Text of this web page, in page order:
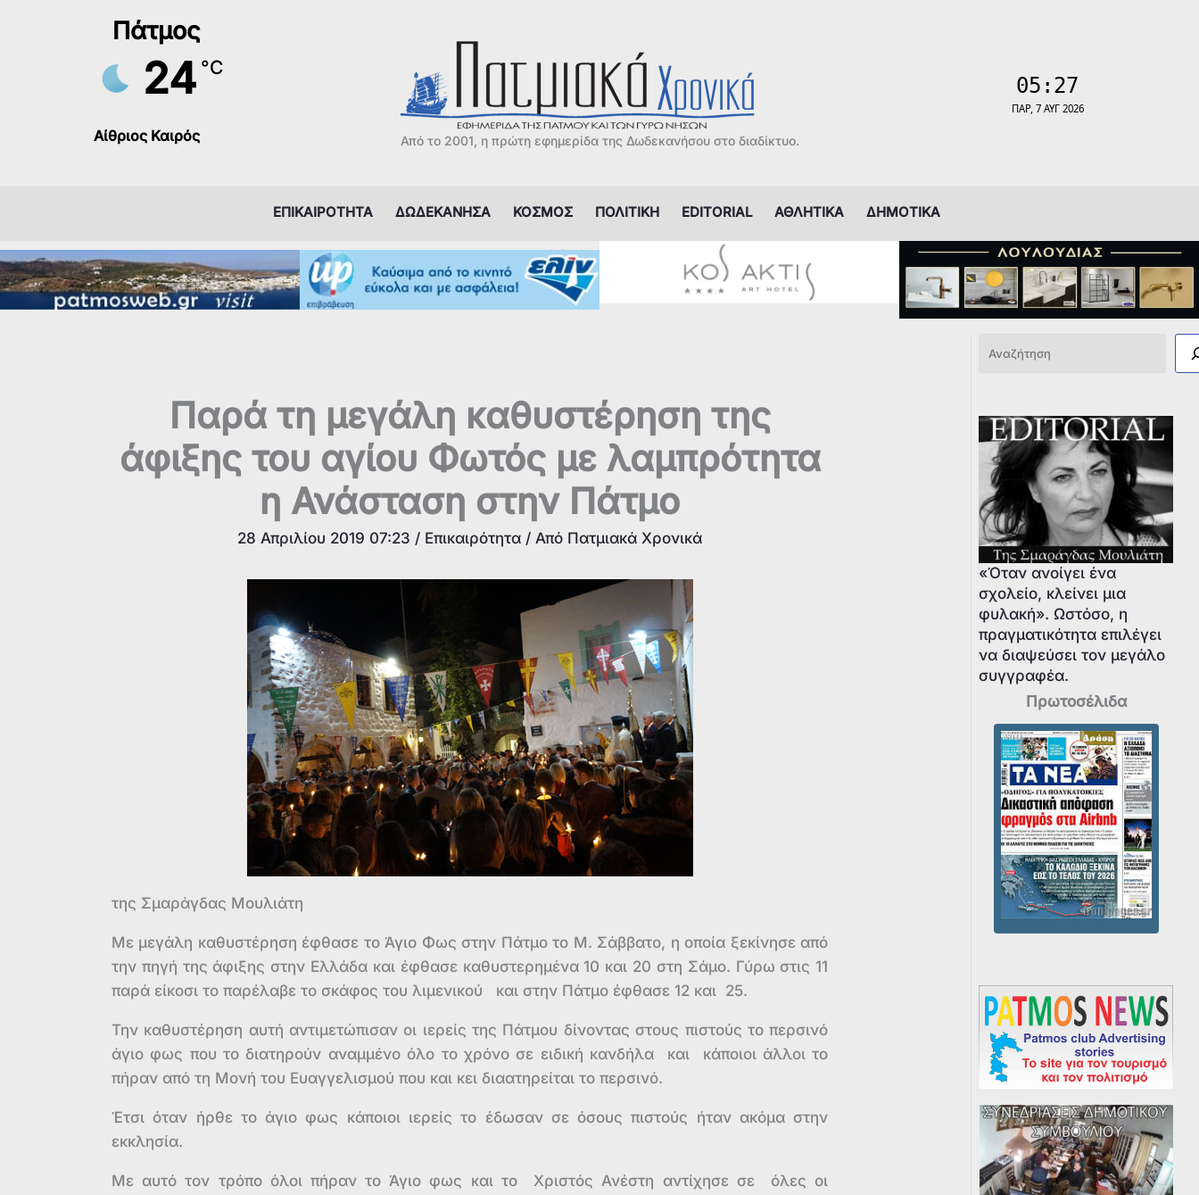
Πάτμος
24 °C
Αίθριος Καιρός Από το 2001, η πρώτη εφημερίδα της Δωδεκανήσου στο διαδίκτυο.
ΕΠΙΚΑΙΡΟΤΗΤΑ ΔΩΔΕΚΑΝΗΣΑ ΚΟΣΜΟΣ ΠΟΛΙΤΙΚΗ EDITORIAL ΑΘΛΗΤΙΚΑ ΔΗΜΟΤΙΚΑ
Παρά τη μεγάλη καθυστέρηση της
άφιξης του αγίου Φωτός με λαμπρότητα
η Ανάσταση στην Πάτμο
28 Απριλίου 2019 07:23 / Επικαιρότητα / Από Πατμιακά Χρονικά
της Σμαράγδας Μουλιάτη
Με μεγάλη καθυστέρηση έφθασε το Άγιο Φως στην Πάτμο το Μ. Σάββατο, η οποία ξεκίνησε από
την πηγή της άφιξης στην Ελλάδα και έφθασε καθυστερημένα 10 και 20 στη Σάμο. Γύρω στις 11
παρά είκοσι το παρέλαβε το σκάφος του λιμενικού και στην Πάτμο έφθασε 12 και 25.
Την καθυστέρηση αυτή αντιμετώπισαν οι ιερείς της Πάτμου δίνοντας στους πιστούς το περσινό
άγιο φως που το διατηρούν αναμμένο όλο το χρόνο σε ειδική κανδήλα και κάποιοι άλλοι το
πήραν από τη Μονή του Ευαγγελισμού που και κει διαατηρείται το περσινό.
Έτσι όταν ήρθε το άγιο φως κάποιοι ιερείς το έδωσαν σε όσους πιστούς ήταν ακόμα στην
εκκλησία.
Με αυτό τον τρόπο όλοι πήραν το Άγιο φως και το Χριστός Ανέστη αντίχησε σε όλες οι
Αναζήτηση
«Όταν ανοίγει ένα
σχολείο, κλείνει μια
φυλακή». Ωστόσο, η
πραγματικότητα επιλέγει
να διαψεύσει τον μεγάλο
συγγραφέα.
Πρωτοσέλιδα